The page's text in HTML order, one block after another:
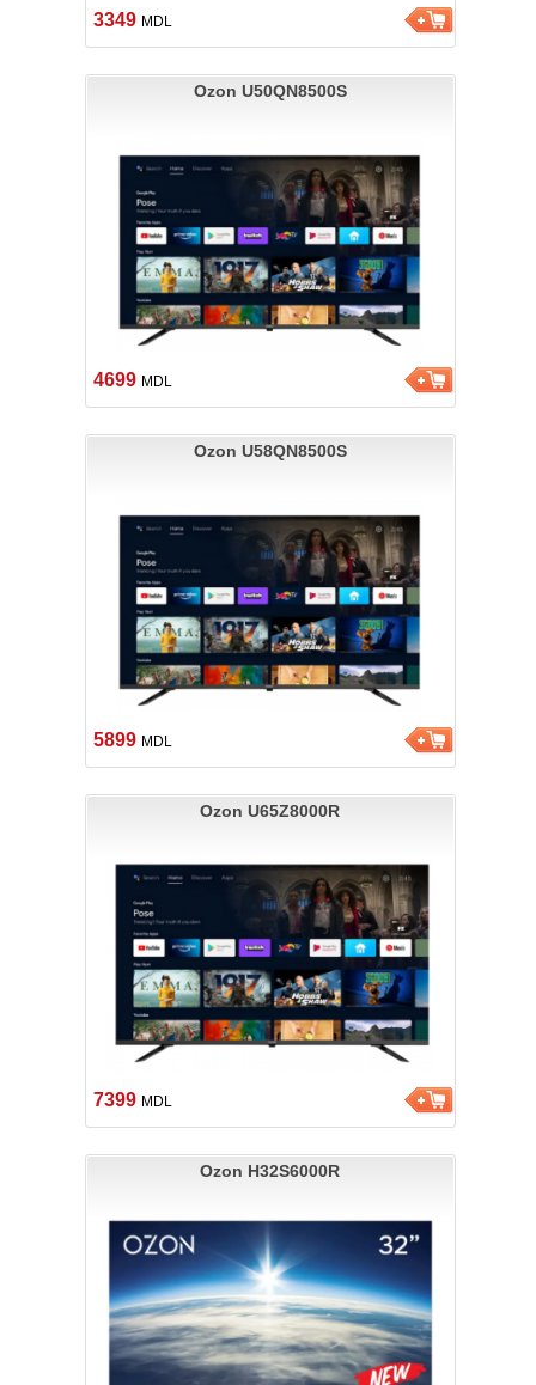
3349 MDL
Ozon U50QN8500S
4699 MDL
Ozon U58QN8500S
5899 MDL
Ozon U65Z8000R
7399 MDL
Ozon H32S6000R